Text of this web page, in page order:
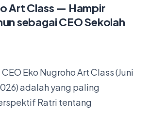
Art Class — Hampir
sebagai CEO Sekolah
Eko Nugroho Art Class (Juni
adalah yang paling
Ratri tentang